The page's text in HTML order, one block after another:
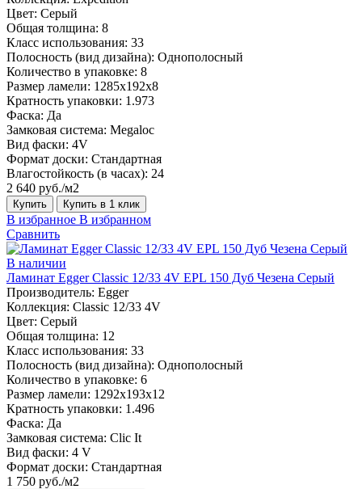
Цвет: Серый
Общая толщина: 8
Класс использования: 33
Полосность (вид дизайна): Однополосный
Количество в упаковке: 8
Размер ламели: 1285х192х8
Кратность упаковки: 1.973
Фаска: Да
Замковая система: Megaloc
Вид фаски: 4V
Формат доски: Стандартная
Влагостойкость (в часах): 24
2 640 руб./м2
Купить Купить в 1 клик
В избранное В избранном
Сравнить
В наличии
Ламинат Egger Classic 12/33 4V EPL 150 Дуб Чезена Серый
Производитель: Egger
Коллекция: Classic 12/33 4V
Цвет: Серый
Общая толщина: 12
Класс использования: 33
Полосность (вид дизайна): Однополосный
Количество в упаковке: 6
Размер ламели: 1292х193х12
Кратность упаковки: 1.496
Фаска: Да
Замковая система: Clic It
Вид фаски: 4 V
Формат доски: Стандартная
1 750 руб./м2